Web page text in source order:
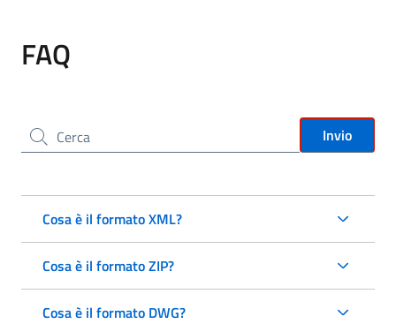
FAQ
Cerca nel sito Invio
Cosa è il formato XML?
Cosa è il formato ZIP?
Cosa è il formato DWG?